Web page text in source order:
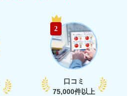
2
口コミ
75,000件以上